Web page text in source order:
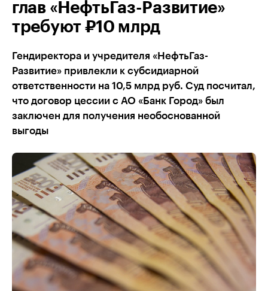
глав «НефтьГаз-Развитие»
требуют ₽10 млрд
Гендиректора и учредителя «НефтьГаз-
Развитие» привлекли к субсидиарной
ответственности на 10,5 млрд руб. Суд посчитал,
что договор цессии с АО «Банк Город» был
заключен для получения необоснованной
выгоды